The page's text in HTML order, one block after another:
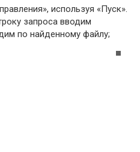
используя «Пуск».
запроса вводим
по найденному файлу;